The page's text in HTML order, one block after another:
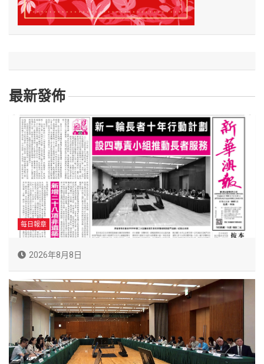
最新發佈
每日報章
2026年8月8日